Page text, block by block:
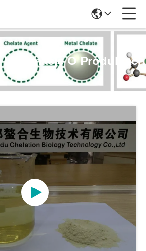
Informacje O Produktach